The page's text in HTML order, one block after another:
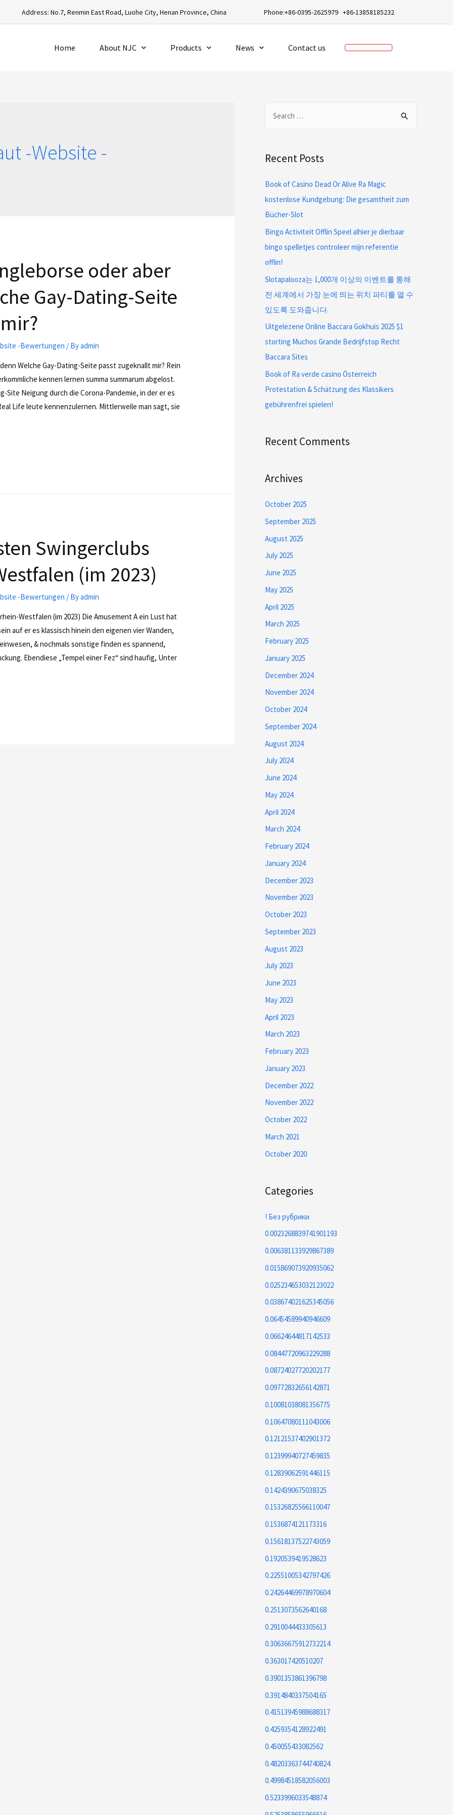
Address: No.7, Renmin East Road, Luohe City, Henan Province, China Phone:+86-0395-2625979 +86-13858185232
Home About NJC Products News Contact us
-Website -
oder aber
Gay-Dating-Seite
-Bewertungen / Byadmin
Welche Gay-Dating-Seite passt zugeknallt mir? Rein
kennen lernen summa summarum abgelost.
Neigung durch die Corona-Pandemie, in der er es
Life leute kennenzulernen. Mittlerweile man sagt, sie
Swingerclubs
(im 2023)
-Bewertungen / Byadmin
Westfalen (im 2023) Die Amusement A ein Lust hat
auf er es klassisch hinein den eigenen vier Wanden,
& nochmals sonstige finden es spannend,
Ebendiese „Tempel einer Fez“ sind haufig, Unter
Recent Posts
Book of Casino Dead Or Alive Ra Magic
kostenlose Kundgebung: Die gesamtheit zum
Bücher-Slot
Bingo Activiteit Offlin Speel alhier je dierbaar
bingo spelletjes controleer mijn referentie
offlin!
Slotapalooza는 1,000개 이상의 이벤트를 통해
전 세계에서 가장 눈에 띄는 위치 파티를 열 수
있도록 도와줍니다.
Uitgelezene Online Baccara Gokhuis 2025 $1
storting Muchos Grande Bedrijfstop Recht
Baccara Sites
Book of Ra verde casino Österreich
Protestation & Schätzung des Klassikers
gebührenfrei spielen!
Recent Comments
Archives
October 2025
September 2025
August 2025
July 2025
June 2025
May 2025
April 2025
March 2025
February 2025
January 2025
December 2024
November 2024
October 2024
September 2024
August 2024
July 2024
June 2024
May 2024
April 2024
March 2024
February 2024
January 2024
December 2023
November 2023
October 2023
September 2023
August 2023
July 2023
June 2023
May 2023
April 2023
March 2023
February 2023
January 2023
December 2022
November 2022
October 2022
March 2021
October 2020
Categories
! Без рубрики
0.0023268839741901193
0.006381133929867389
0.015869073920935062
0.025234653032123022
0.038674021625345056
0.06454589940946609
0.06624644817142533
0.08447720963229288
0.08724027720202177
0.09772832656142871
0.10081038081356775
0.10647080111043006
0.12121537402901372
0.12399940727459835
0.12839062591446115
0.1424390675038325
0.15326825566110047
0.1536874121173316
0.15618137522743059
0.1920539419528623
0.22551005342797426
0.24264469978970604
0.2513073562640168
0.2910044433305613
0.30636675912732214
0.363017420510207
0.3901353861396798
0.3914840337504165
0.41513945988688317
0.4259354128922491
0.450055433082562
0.48203363744740824
0.49984518582056003
0.5233996033548874